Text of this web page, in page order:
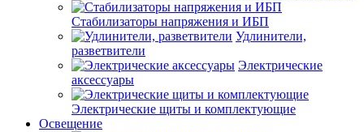
Стабилизаторы напряжения и ИБП
Удлинители,
разветвители
Электрические
аксессуары
Электрические щиты и комплектующие
Освещение